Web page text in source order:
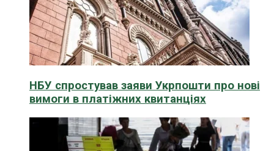
НБУ спростував заяви Укрпошти про нові
вимоги в платіжних квитанціях